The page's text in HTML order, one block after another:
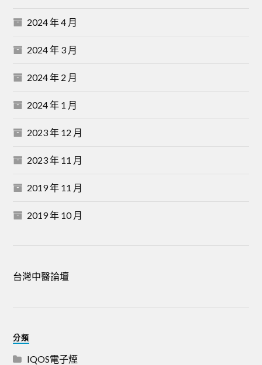
2024 年 4 月
2024 年 3 月
2024 年 2 月
2024 年 1 月
2023 年 12 月
2023 年 11 月
2019 年 11 月
2019 年 10 月
台灣中醫論壇
分類
IQOS電子煙